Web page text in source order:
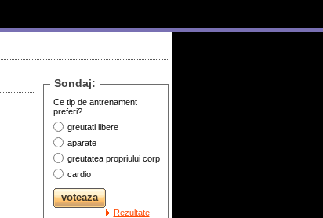
Sondaj:
Ce tip de antrenament
preferi?
greutati libere
aparate
greutatea propriului corp
cardio
Rezultate